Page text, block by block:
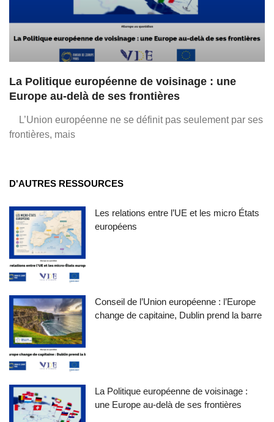
La Politique européenne de voisinage : une
Europe au-delà de ses frontières
L’Union européenne ne se définit pas seulement par ses
frontières, mais
D'AUTRES RESSOURCES
Les relations entre l’UE et les micro États
européens
Conseil de l’Union européenne : l’Europe
change de capitaine, Dublin prend la barre
La Politique européenne de voisinage :
une Europe au-delà de ses frontières